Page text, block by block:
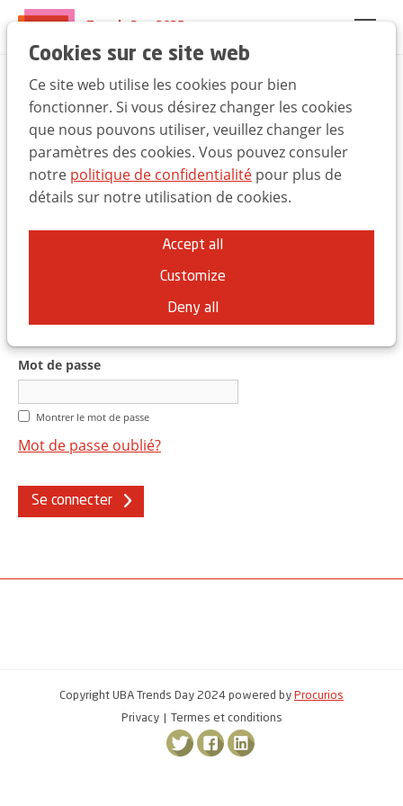
Cookies sur ce site web
Ce site web utilise les cookies pour bien
fonctionner. Si vous désirez changer les cookies
que nous pouvons utiliser, veuillez changer les
paramètres des cookies. Vous pouvez consuler
notre politique de confidentialité pour plus de
détails sur notre utilisation de cookies.
Accept all
Customize
Deny all
Bienvenue à l'UBA
Trends Day
Vous pouvez utiliser les mêmes identifiants que pour
le siteubabelgium.be.
Mot de passe
Montrer le mot de passe
Mot de passe oublié?
Se connecter
Copyright UBA Trends Day 2024 powered by Procurios
Privacy
Termes et conditions